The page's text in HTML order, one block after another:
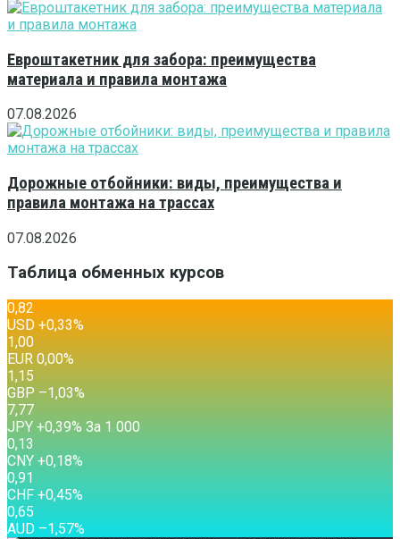
Евроштакетник для забора: преимущества
материала и правила монтажа
07.08.2026
Дорожные отбойники: виды, преимущества и
правила монтажа на трассах
07.08.2026
Таблица обменных курсов
0,82
USD +0,33%
1,00
EUR 0,00%
1,15
GBP –1,03%
7,77
JPY +0,39% За 1 000
0,13
CNY +0,18%
0,91
CHF +0,45%
0,65
AUD –1,57%